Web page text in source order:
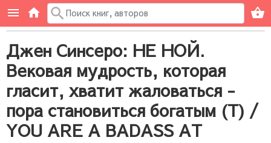
Джен Синсеро: НЕ НОЙ.
Вековая мудрость, которая
гласит, хватит жаловаться -
пора становиться богатым (Т) /
YOU ARE A BADASS AT